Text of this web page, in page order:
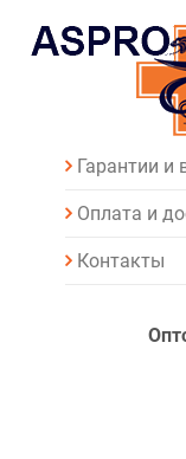
Гарантии и
Оплата и
Контакты